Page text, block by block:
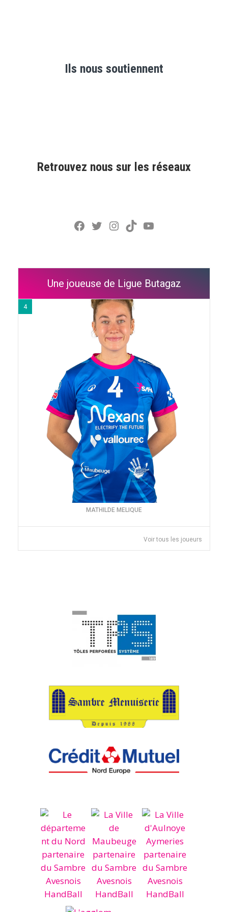
Ils nous soutiennent
Retrouvez nous sur les réseaux
Facebook
Twitter
Instagram
TikTokYouTube
Une joueuse de Ligue Butagaz
4
MATHILDE MELIQUE
Voir tous les joueurs